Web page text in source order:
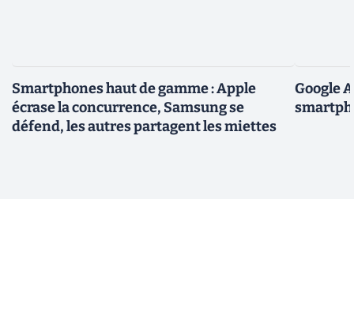
Smartphones haut de gamme : Apple
écrase la concurrence, Samsung se
défend, les autres partagent les miettes
Google